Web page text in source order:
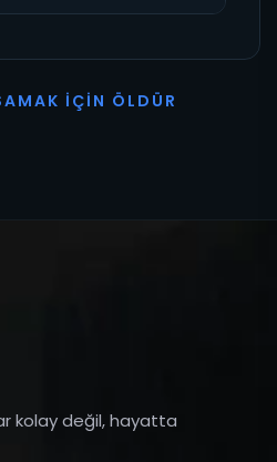
AMAK İ ÇI N Ö L D Ü R
kolay değil, hayatta